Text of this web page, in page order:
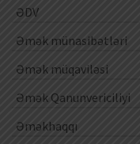
ƏDV
Əmək münasibətləri
Əmək müqaviləsi
Əmək Qanunvericiliyi
Əməkhaqqı